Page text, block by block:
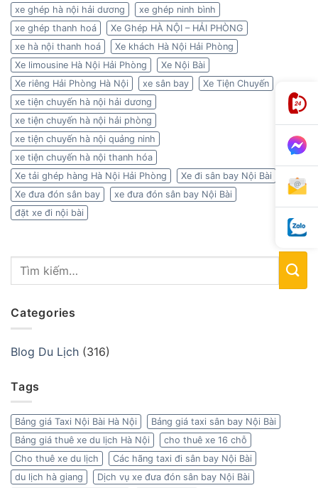
xe ghép hà nội hải dương
xe ghép ninh bình
xe ghép thanh hoá
Xe Ghép HÀ NỘI – HẢI PHÒNG
xe hà nội thanh hoá
Xe khách Hà Nội Hải Phòng
Xe limousine Hà Nội Hải Phòng
Xe Nội Bài
Xe riêng Hải Phòng Hà Nội
xe sân bay
Xe Tiện Chuyến
xe tiện chuyến hà nội hải dương
xe tiện chuyến hà nội hải phòng
xe tiện chuyến hà nội quảng ninh
xe tiện chuyến hà nội thanh hóa
Xe tải ghép hàng Hà Nội Hải Phòng
Xe đi sân bay Nội Bài
Xe đưa đón sân bay
xe đưa đón sân bay Nội Bài
đặt xe đi nội bài
Categories
Blog Du Lịch (316)
Tags
Bảng giá Taxi Nội Bài Hà Nội
Bảng giá taxi sân bay Nội Bài
Bảng giá thuê xe du lịch Hà Nội
cho thuê xe 16 chỗ
Cho thuê xe du lịch
Các hãng taxi đi sân bay Nội Bài
du lịch hà giang
Dịch vụ xe đưa đón sân bay Nội Bài